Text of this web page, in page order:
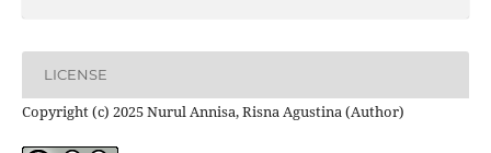
LICENSE
Copyright (c) 2025 Nurul Annisa, Risna Agustina (Author)